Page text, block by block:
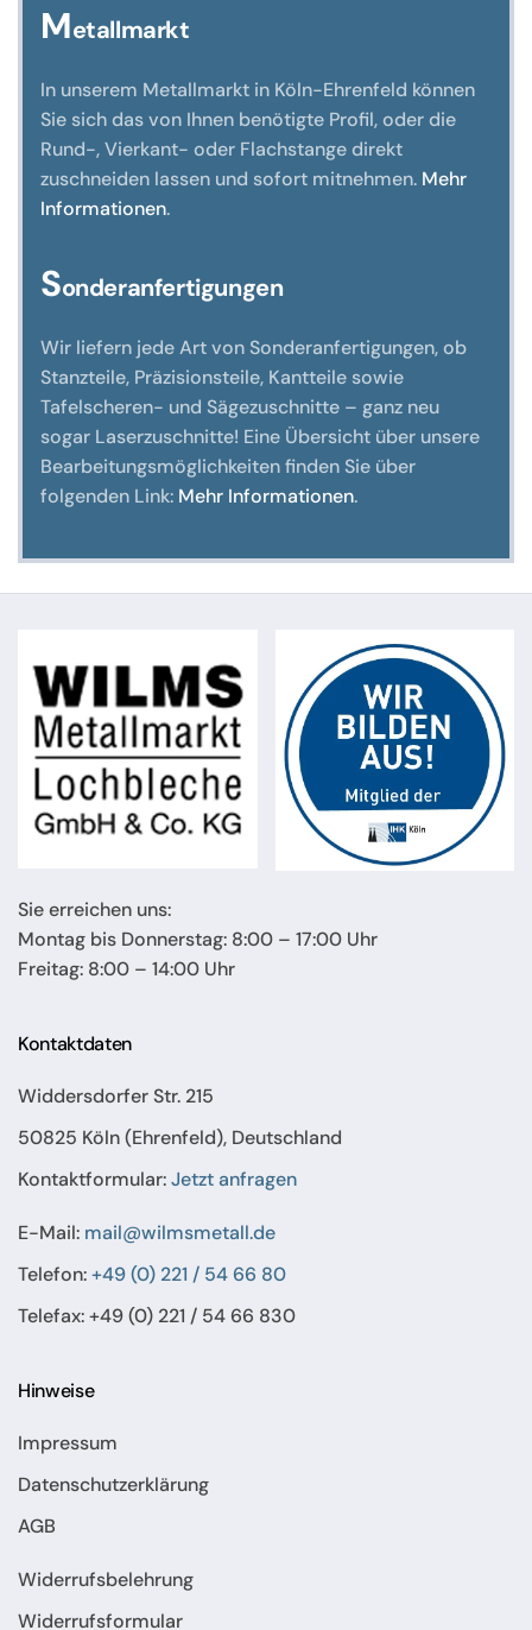
Metallmarkt
In unserem Metallmarkt in Köln-Ehrenfeld können
Sie sich das von Ihnen benötigte Profil, oder die
Rund-, Vierkant- oder Flachstange direkt
zuschneiden lassen und sofort mitnehmen. Mehr
Informationen.
Sonderanfertigungen
Wir liefern jede Art von Sonderanfertigungen, ob
Stanzteile, Präzisionsteile, Kantteile sowie
Tafelscheren- und Sägezuschnitte – ganz neu
sogar Laserzuschnitte! Eine Übersicht über unsere
Bearbeitungsmöglichkeiten finden Sie über
folgenden Link: Mehr Informationen.
Sie erreichen uns:
Montag bis Donnerstag: 8:00 – 17:00 Uhr
Freitag: 8:00 – 14:00 Uhr
Kontaktdaten
Widdersdorfer Str. 215
50825 Köln (Ehrenfeld), Deutschland
Kontaktformular:Jetzt anfragen
E-Mail: mail@wilmsmetall.de
Telefon:+49 (0) 221 / 54 66 80
Telefax: +49 (0) 221 / 54 66 830
Hinweise
Impressum
Datenschutzerklärung
AGB
Widerrufsbelehrung
Widerrufsformular